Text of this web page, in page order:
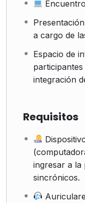
a cargo de
Espacio de
integración
Requisitos
ingresar a la
sincrónicos.